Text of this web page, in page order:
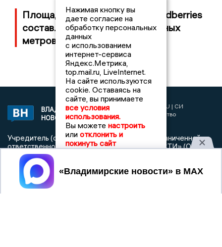
Площадь пожара на складе Wildberries
составляет 100 тысяч квадратных
метров
ВЛАДИМИРСКИЕ
НОВОСТИ
2017 © NEWSVLADIMIR.RU | СИ
«Информационное агентство
Владимирские новости»
Учредитель (соучредители): Общество с ограниченной
ответственностью «РЕГИОНАЛЬНЫЕ НОВОСТИ» (ОГРН
1107154017354)
Главный редактор: Мазов С. А.
Телефон редакции:
Нажимая кнопку вы
даете согласие на
обработку персональных
данных
с использованием
интернет-сервиса
Яндекс.Метрика,
top.mail.ru, LiveInternet.
На сайте используются
cookie. Оставаясь на
сайте, вы принимаете
все условия
использования.
Вы можете настроить
или отклонить и
покинуть сайт
Принять